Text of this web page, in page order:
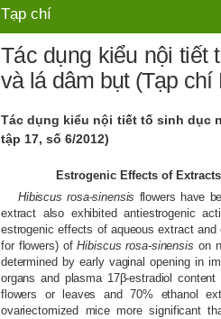
Liên hệ
Tạp chí
Tác dụng kiểu nội tiết
và lá dâm bụt (Tạp
Tác dụng kiểu nội tiết tố sinh dục
tập 17, số 6/2012)
Estrogenic Effects of
Hibiscus rosa-sinensis flowers have
extract also exhibited antiestrogenic
estrogenic effects of aqueous extract
for flowers) ofHibiscus rosa-sinensis on
determined by early vaginal opening in
organs and plasma 17β-estradiol
flowers or leaves and 70% ethanol
ovariectomized mice more significant